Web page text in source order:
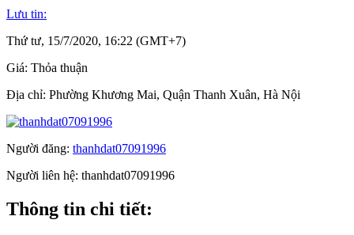
Lưu tin:
Thứ tư, 15/7/2020, 16:22 (GMT+7)
Giá: Thỏa thuận
Địa chỉ: Phường Khương Mai, Quận Thanh Xuân, Hà Nội
Người đăng: thanhdat07091996
Người liên hệ: thanhdat07091996
Thông tin chi tiết: